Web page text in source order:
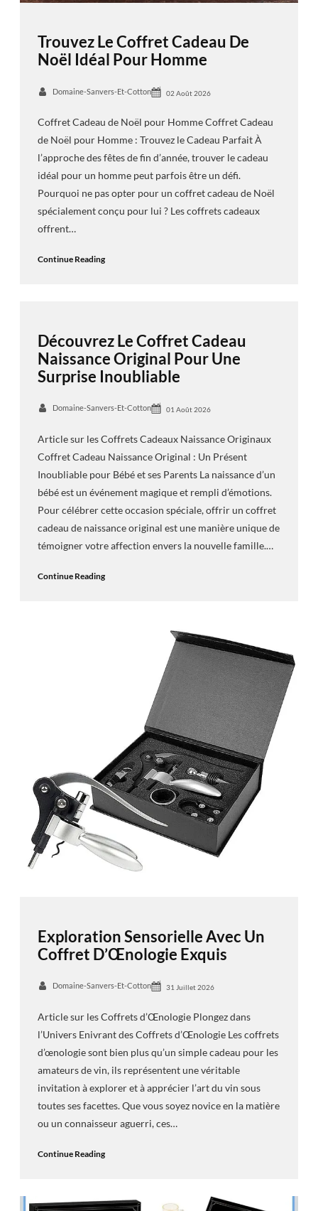
Trouvez Le Coffret Cadeau De
Noël Idéal Pour Homme
Domaine-Sanvers-Et-Cotton 02 Août 2026
Coffret Cadeau de Noël pour Homme Coffret Cadeau
de Noël pour Homme : Trouvez le Cadeau Parfait À
l’approche des fêtes de fin d’année, trouver le cadeau
idéal pour un homme peut parfois être un défi.
Pourquoi ne pas opter pour un coffret cadeau de Noël
spécialement conçu pour lui ? Les coffrets cadeaux
offrent…
Continue Reading
Découvrez Le Coffret Cadeau
Naissance Original Pour Une
Surprise Inoubliable
Domaine-Sanvers-Et-Cotton 01 Août 2026
Article sur les Coffrets Cadeaux Naissance Originaux
Coffret Cadeau Naissance Original : Un Présent
Inoubliable pour Bébé et ses Parents La naissance d’un
bébé est un événement magique et rempli d’émotions.
Pour célébrer cette occasion spéciale, offrir un coffret
cadeau de naissance original est une manière unique de
témoigner votre affection envers la nouvelle famille.…
Continue Reading
Exploration Sensorielle Avec Un
Coffret D’Œnologie Exquis
Domaine-Sanvers-Et-Cotton 31 Juillet 2026
Article sur les Coffrets d’Œnologie Plongez dans
l’Univers Enivrant des Coffrets d’Œnologie Les coffrets
d’œnologie sont bien plus qu’un simple cadeau pour les
amateurs de vin, ils représentent une véritable
invitation à explorer et à apprécier l’art du vin sous
toutes ses facettes. Que vous soyez novice en la matière
ou un connaisseur aguerri, ces…
Continue Reading